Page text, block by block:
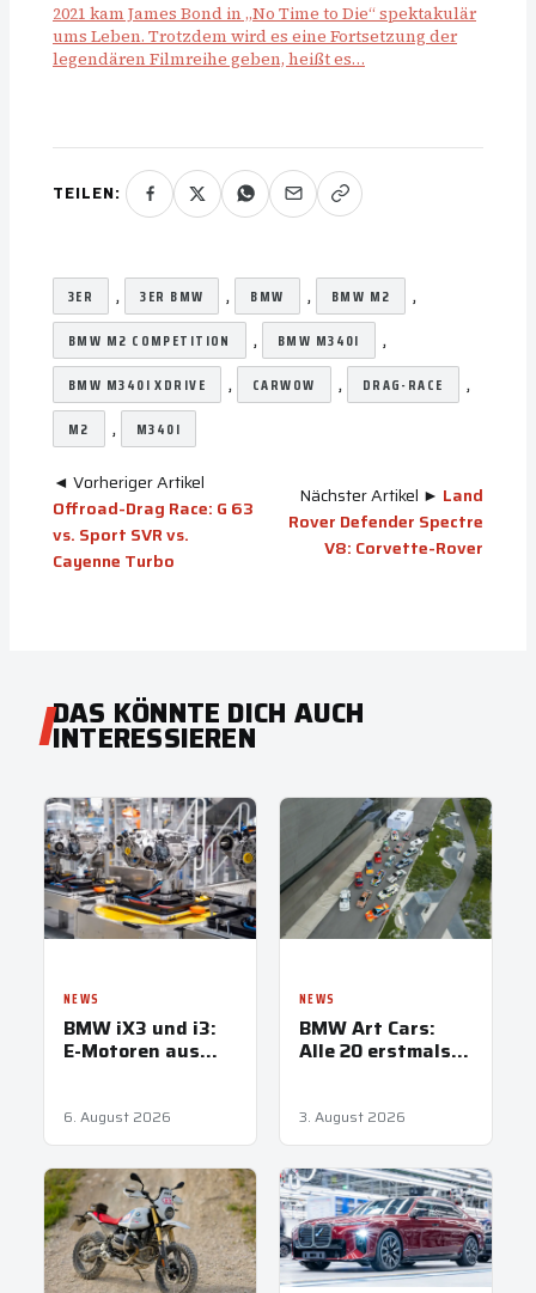
2021 kam James Bond in „No Time to Die“ spektakulär
ums Leben. Trotzdem wird es eine Fortsetzung der
legendären Filmreihe geben, heißt es…
TEILEN:
3ER , 3ER BMW , BMW , BMW M2 ,
BMW M2 COMPETITION , BMW M340I ,
BMW M340I XDRIVE , CARWOW , DRAG-RACE ,
M2 , M340I
◄ Vorheriger Artikel
Offroad-Drag Race: G 63
vs. Sport SVR vs.
Cayenne Turbo
Nächster Artikel ► Land
Rover Defender Spectre
V8: Corvette-Rover
DAS KÖNNTE DICH AUCH
INTERESSIEREN
NEWS
BMW iX3 und i3:
E-Motoren aus
6. August 2026
NEWS
BMW Art Cars:
Alle 20 erstmals
3. August 2026